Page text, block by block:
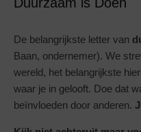
De belangrijkste letter van
Baan, ondernemer). We
wereld, het belangrijkste
waar je in gelooft. Doe dat
beïnvloeden door anderen.